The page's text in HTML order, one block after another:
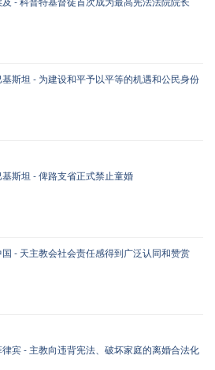
基斯坦 - 为建设和平予以平等的机遇和公民身份
基斯坦 - 俾路支省正式禁止童婚
国 - 天主教会社会责任感得到广泛认同和赞赏
律宾 - 主教向违背宪法、破坏家庭的离婚合法化